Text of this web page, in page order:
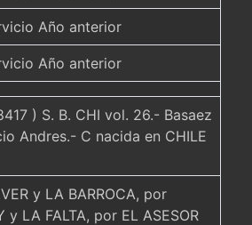
Año anterior
Año anterior
) S. B. CHI vol. 26.- Basaez
Andres.- C nacida en CHILE
y LA BARROCA, por
y LA FALTA, por EL ASESOR